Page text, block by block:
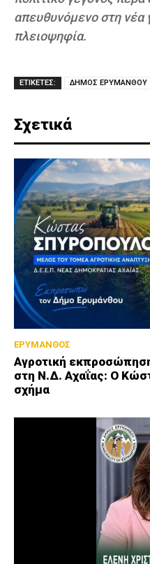
απευθυνόμενο στη νέα
πλειοψηφία.
ΕΤΙΚΕΤΕΣ: ΔΗΜΟΣ ΕΡΥΜΑΝΘΟΥ
Σχετικά
ΕΡΥΜΑΝΘΟΣ
Αγροτική
στη Ν.Δ. Αχαΐας: Ο
σχήμα